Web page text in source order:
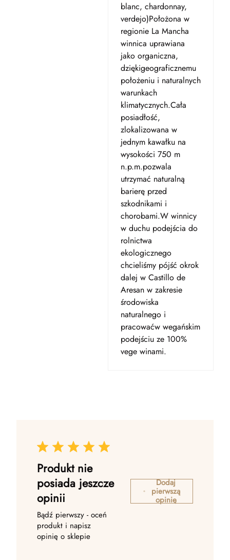
blanc, chardonnay,
verdejo)Położona w
regionie La Mancha
winnica uprawiana
jako organiczna,
dziękigeograficznemu
położeniu i naturalnych
warunkach
klimatycznych.Cała
posiadłość,
zlokalizowana w
jednym kawałku na
wysokości 750 m
n.p.m.pozwala
utrzymać naturalną
barierę przed
szkodnikami i
chorobami.W winnicy
w duchu podejścia do
rolnictwa
ekologicznego
chcieliśmy pójść okrok
dalej w Castillo de
Aresan w zakresie
środowiska
naturalnego i
pracowaćw wegańskim
podejściu ze 100%
vege winami.
Produkt nie
posiada jeszcze
opinii
Bądź pierwszy - oceń
produkt i napisz
opinię o sklepie
Dodaj
pierwszą
opinię